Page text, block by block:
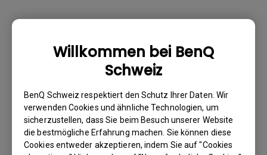
Willkommen bei BenQ
Schweiz
BenQ Schweiz respektiert den Schutz Ihrer Daten. Wir
verwenden Cookies und ähnliche Technologien, um
sicherzustellen, dass Sie beim Besuch unserer Website
die bestmögliche Erfahrung machen. Sie können diese
Cookies entweder akzeptieren, indem Sie auf "Cookies
Warum kann mein BenQ-Monitor über ein
USB-C(Typ C)-Kabel nicht ordnungsgemäß
angezeigt werden?
Wie kann ich Flimmern auf einem externen
Mac M1/M2-Monitor beheben?